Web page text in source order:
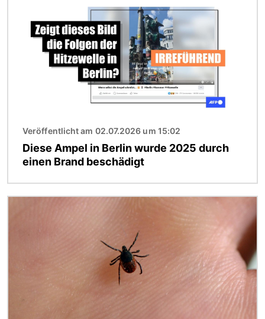
Veröffentlicht am 02.07.2026 um 15:02
Diese Ampel in Berlin wurde 2025 durch
einen Brand beschädigt